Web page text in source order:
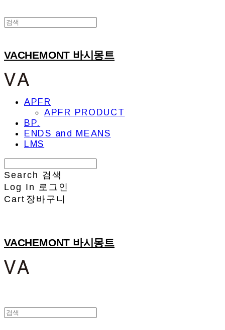
VACHEMONT 바시몽트
APFR
APFR PRODUCT
BP.
ENDS and MEANS
LMS
Search 검색
Log In 로그인
Cart 장바구니
VACHEMONT 바시몽트